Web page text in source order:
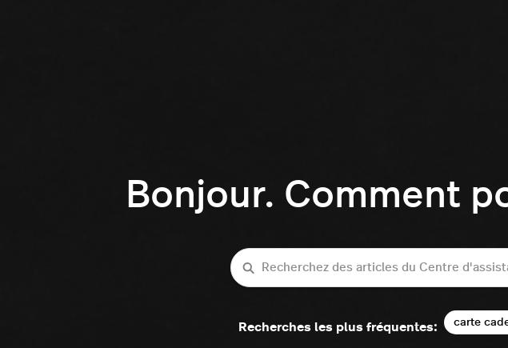
Bonjour. Comment
Recherche
Recherches les plus fréquentes: carte